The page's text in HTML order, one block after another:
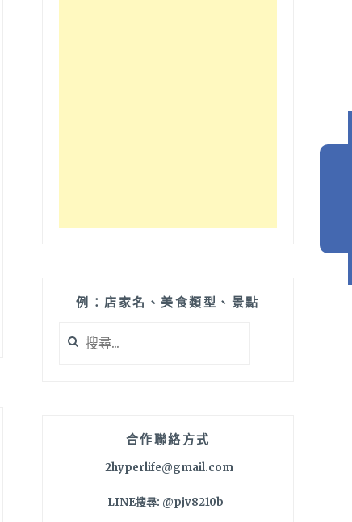
例：店家名、美食類型、景點
尋
合作聯絡方式
2hyperlife@gmail.com
LINE搜尋: @pjv8210b